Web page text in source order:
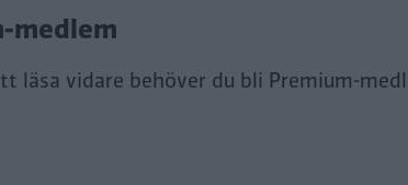
medlem
läsa vidare behöver du bli Premium-